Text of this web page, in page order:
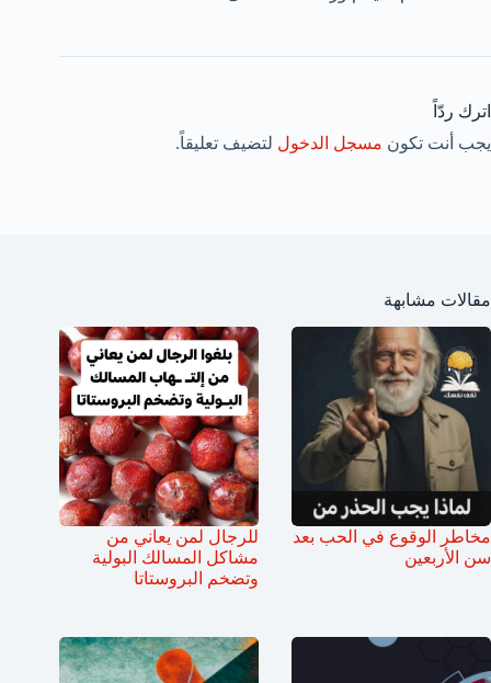
اترك ردّاً
يجب أنت تكون مسجل الدخول لتضيف تعليقاً.
مقالات مشابهة
مخاطر الوقوع في الحب بعد
سن الأربعين
للرجال لمن يعاني من
مشاكل المسالك البولية
وتضخم البروستاتا